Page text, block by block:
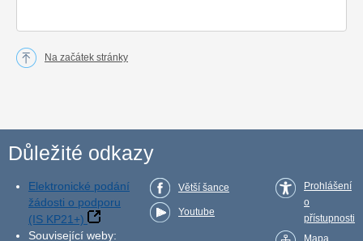
Na začátek stránky
Důležité odkazy
Elektronické podání
žádosti o podporu
(IS KP21+)
Související weby:
Větší šance
Youtube
Prohlášení
o
přístupnosti
Mapa